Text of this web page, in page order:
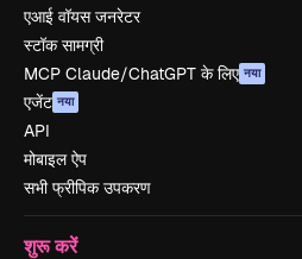
एआई वॉयस जनरेटर
स्टॉक सामग्री
MCP Claude/ChatGPT के लिए नया
एजेंट नया
API
मोबाइल ऐप
सभी फ्रीपिक उपकरण
शुरू करें